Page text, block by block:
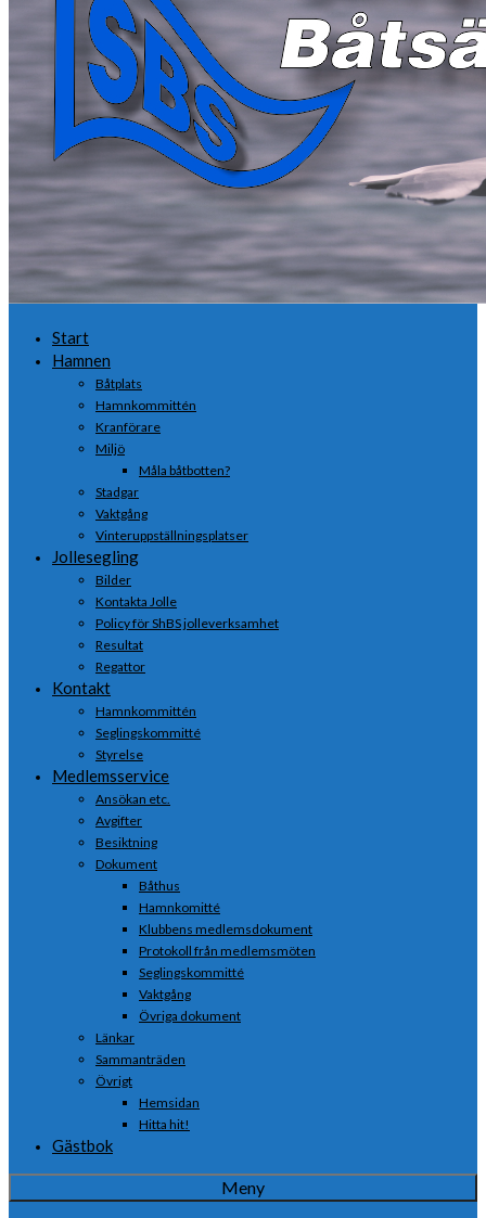
Start
Hamnen
Båtplats
Hamnkommittén
Kranförare
Miljö
Måla båtbotten?
Stadgar
Vaktgång
Vinteruppställningsplatser
Jollesegling
Bilder
Kontakta Jolle
Policy för ShBS jolleverksamhet
Resultat
Regattor
Kontakt
Hamnkommittén
Seglingskommitté
Styrelse
Medlemsservice
Ansökan etc.
Avgifter
Besiktning
Dokument
Båthus
Hamnkomitté
Klubbens medlemsdokument
Protokoll från medlemsmöten
Seglingskommitté
Vaktgång
Övriga dokument
Länkar
Sammanträden
Övrigt
Hemsidan
Hitta hit!
Gästbok
Meny